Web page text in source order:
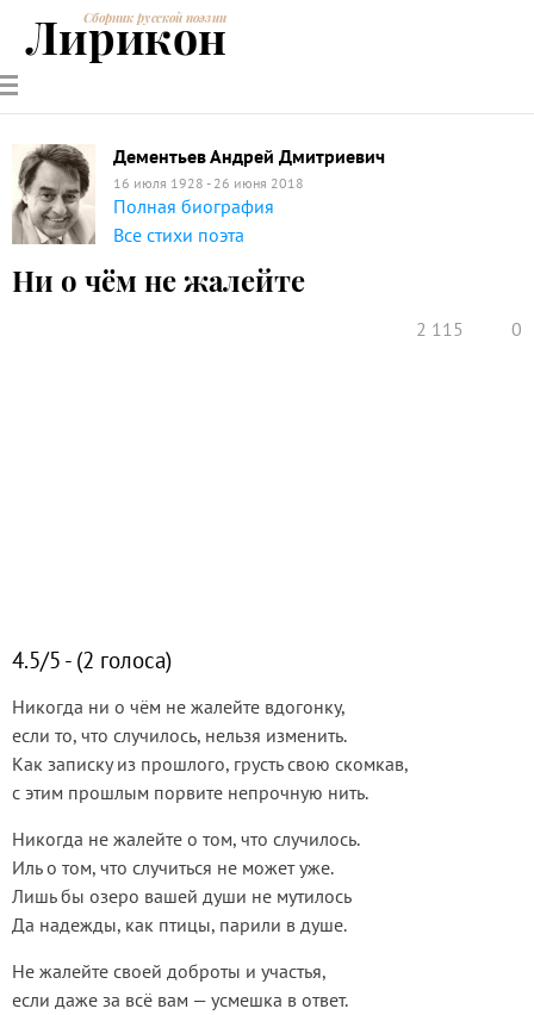
РУССКИЕ
ПОЭТЫ
СОВРЕМЕННИКИЭНЦИКЛОПЕДИЯ
ПОЭЗИИ
Сборник русской поэзии
Лирикон
Дементьев Андрей Дмитриевич
16 июля 1928 - 26 июня 2018
Полная биография
Все стихи поэта
Ни о чём не жалейте
2 115 0
4.5/5 - (2 голоса)
Никогда ни о чём не жалейте вдогонку,
если то, что случилось, нельзя изменить.
Как записку из прошлого, грусть свою скомкав,
с этим прошлым порвите непрочную нить.
Никогда не жалейте о том, что случилось.
Иль о том, что случиться не может уже.
Лишь бы озеро вашей души не мутилось
Да надежды, как птицы, парили в душе.
Не жалейте своей доброты и участья,
если даже за всё вам — усмешка в ответ.